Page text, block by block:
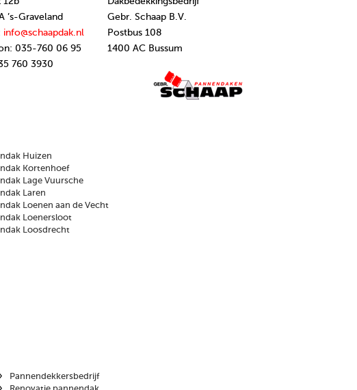
’s-Graveland
info@schaapdak.nl
035-760 06 95
760 3930
Gebr. Schaap B.V.
Postbus 108
1400 AC Bussum
Huizen
Kortenhoef
Lage Vuursche
Laren
Loenen aan de Vecht
Loenersloot
Loosdrecht
› Pannendekkersbedrijf